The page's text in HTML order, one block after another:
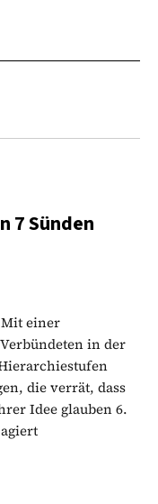
7 Sünden
Mit einer
in der
die verrät, dass
Idee glauben 6.